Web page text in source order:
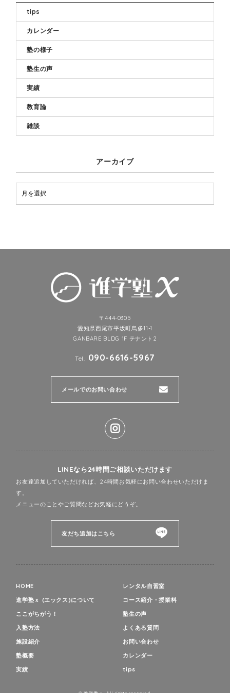
tips
カレンダー
塾の様子
塾生の声
実績
教育論
雑談
アーカイブ
〒444-0305
愛知県西尾市平坂町烏多11-1
GANBARE BLDG 1F テナント2
Tel. 090-6616-5967
メールでのお問い合わせ
LINEなら24時間ご相談いただけます
お友達追加していただければ、24時間お気軽にお問い合わせいただけま
す。
メニューのことやご質問などお気軽にどうぞ。
友だち追加はこちら
HOME
進学塾ｘ (エックス)について
ここがちがう！
入塾方法
施設紹介
塾概要
実績
レンタル自習室
コース紹介・授業料
塾生の声
よくある質問
お問い合わせ
カレンダー
tips